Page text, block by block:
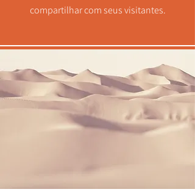
compartilhar com seus visitantes.